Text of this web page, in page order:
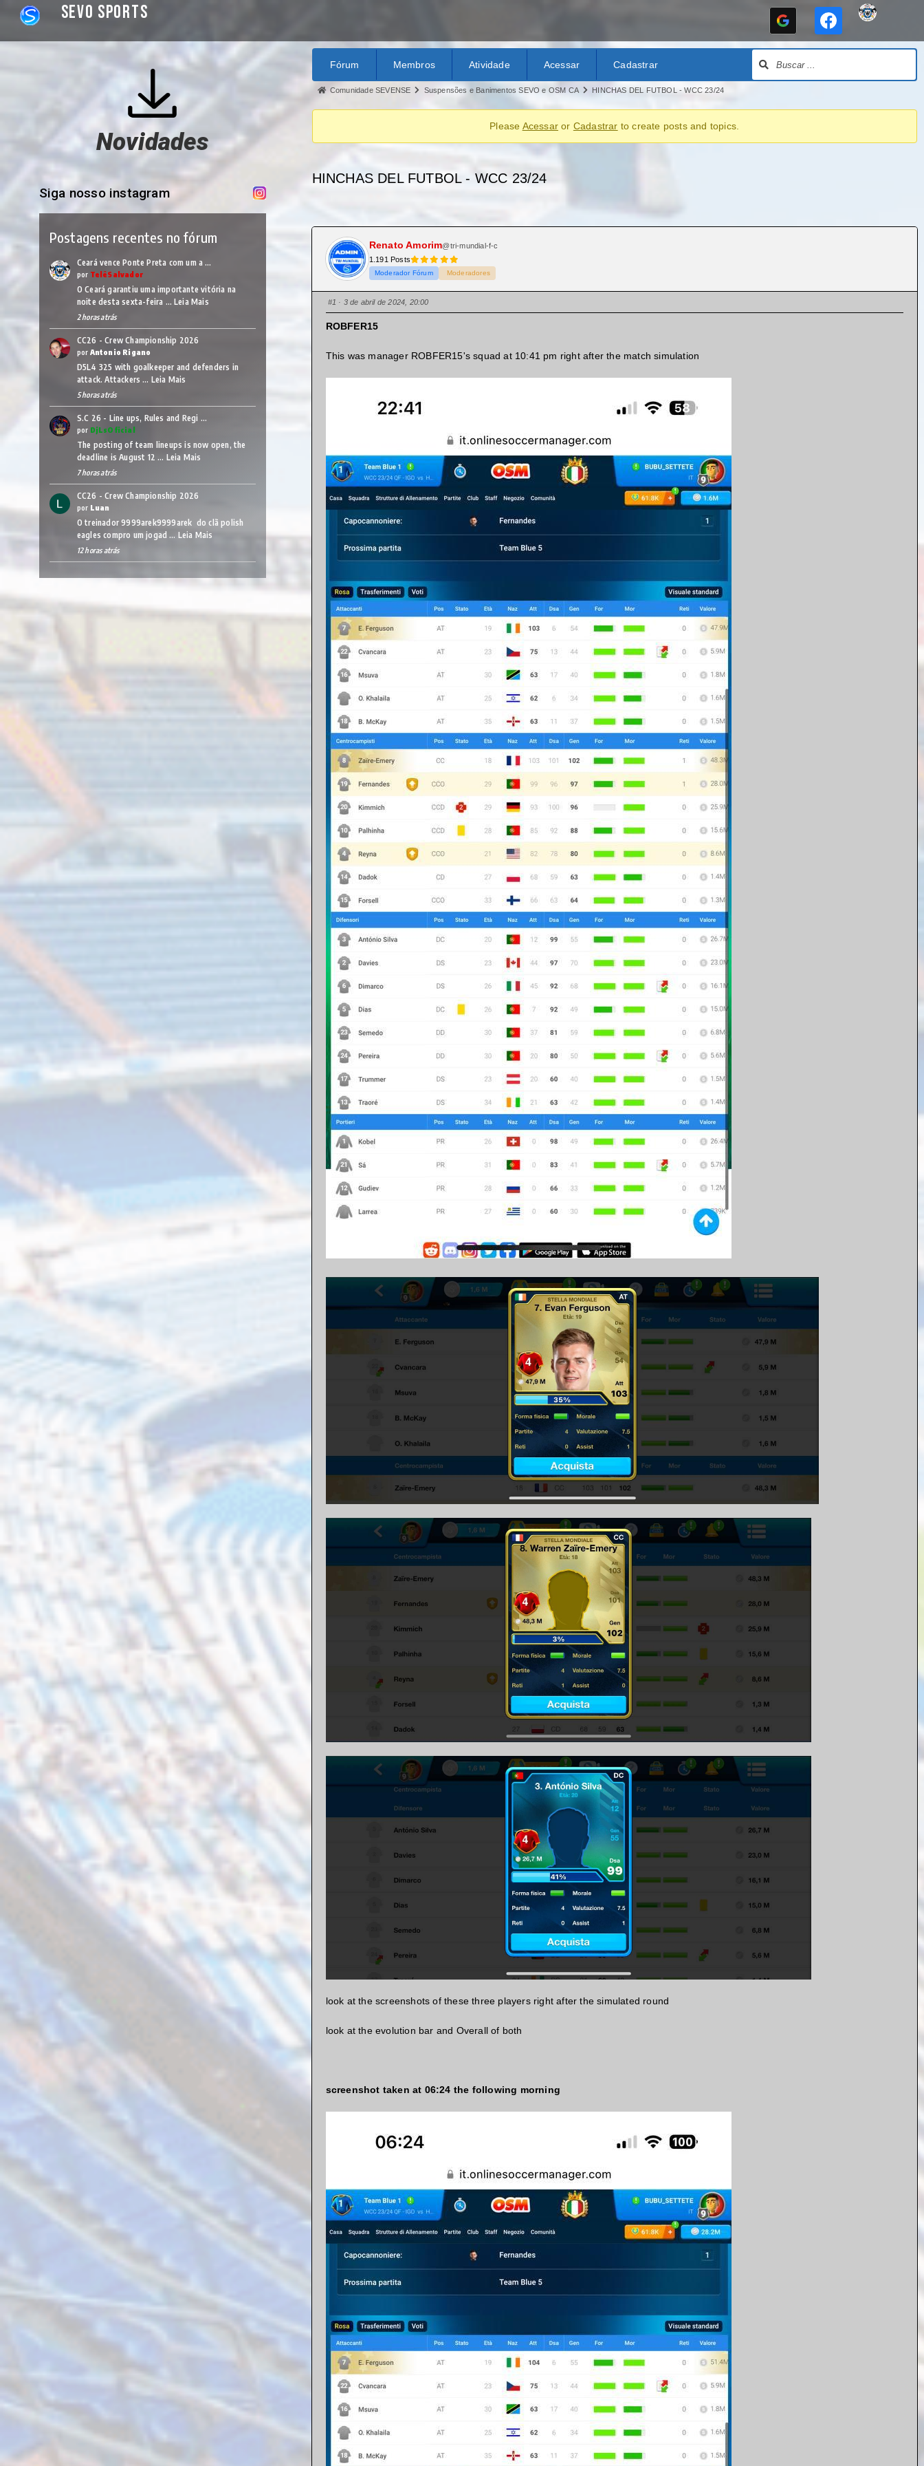
Sevo Sports
Novidades
Siga nosso instagram
Postagens recentes no fórum
Ceará vence Ponte Preta com um a …
por TelêSalvador
O Ceará garantiu uma importante vitória na
noite desta sexta-feira … Leia Mais
2 horas atrás
CC26 - Crew Championship 2026
por Antonio Rigano
D5L4 325 with goalkeeper and defenders in
attack. Attackers … Leia Mais
5 horas atrás
S.C 26 - Line ups, Rules and Regi …
por DjLsOficial
The posting of team lineups is now open, the
deadline is August 12 … Leia Mais
7 horas atrás
CC26 - Crew Championship 2026
por Luan
O treinador 9999arek9999arek do clã polish
eagles compro um jogad … Leia Mais
12 horas atrás
Fórum Membros Atividade Acessar Cadastrar
Comunidade SEVENSE Suspensões e Banimentos SEVO e OSM CA HINCHAS DEL FUTBOL - WCC 23/24
Please Acessar or Cadastrar to create posts and topics.
HINCHAS DEL FUTBOL - WCC 23/24
Renato Amorim@tri-mundial-f-c
1.191 Posts
Moderador Fórum Moderadores
#1 · 3 de abril de 2024, 20:00
ROBFER15
This was manager ROBFER15's squad at 10:41 pm right after the match simulation
look at the screenshots of these three players right after the simulated round
look at the evolution bar and Overall of both
screenshot taken at 06:24 the following morning